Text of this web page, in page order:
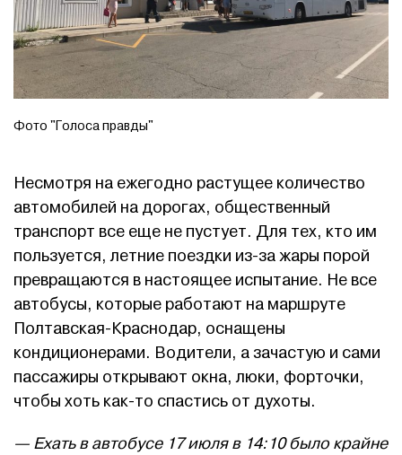
Фото "Голоса правды"
Несмотря на ежегодно растущее количество
автомобилей на дорогах, общественный
транспорт все еще не пустует. Для тех, кто им
пользуется, летние поездки из-за жары порой
превращаются в настоящее испытание. Не все
автобусы, которые работают на маршруте
Полтавская-Краснодар, оснащены
кондиционерами. Водители, а зачастую и сами
пассажиры открывают окна, люки, форточки,
чтобы хоть как-то спастись от духоты.
— Ехать в автобусе 17 июля в 14:10 было крайне